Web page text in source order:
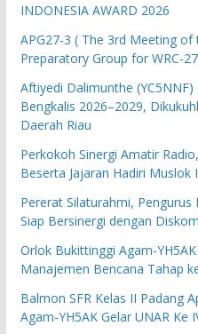
INDONESIA AWARD 2026
APG27-3 ( The 3rd Meeting of
Preparatory Group for WRC-
Aftiyedi Dalimunthe (YC5NNF)
Bengkalis 2026–2029,
Daerah Riau
Perkokoh Sinergi Amatir
Beserta Jajaran Hadiri Muslok
Pererat Silaturahmi, Pengurus
Siap Bersinergi dengan
Orlok Bukittinggi Agam-
Manajemen Bencana Tahap
Balmon SFR Kelas II Padang
Agam-YH5AK Gelar UNAR Ke